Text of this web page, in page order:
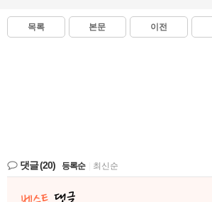
목록 본문 이전
댓글(20) 등록순 최신순